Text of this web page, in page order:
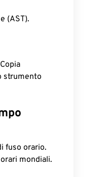
(AST).
strumento
fuso orario.
mondiali.